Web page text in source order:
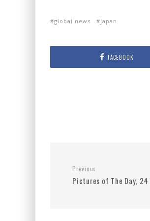
global news japan
FACEBOOK
Previous
Pictures of The Day,